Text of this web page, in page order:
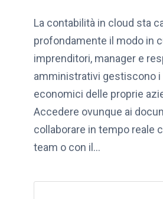
La contabilità in cloud sta
profondamente il modo in
imprenditori, manager e
amministrativi gestiscono i
economici delle proprie
Accedere ovunque ai
collaborare in tempo reale
team o con il...